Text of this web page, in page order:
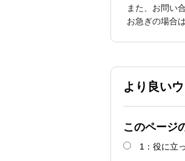
また、お問い
お急ぎの場合
より良い
このページ
1：役に立